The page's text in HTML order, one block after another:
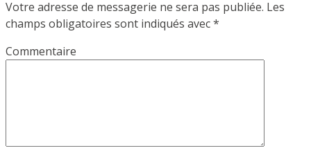
Votre adresse de messagerie ne sera pas publiée. Les
champs obligatoires sont indiqués avec*
Commentaire